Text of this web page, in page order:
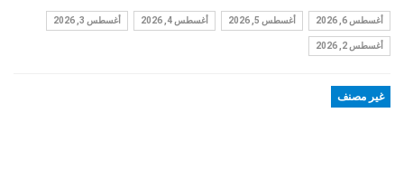
أغسطس 6, 2026 أغسطس 5, 2026 أغسطس 4, 2026 أغسطس 3, 2026
أغسطس 2, 2026
غير مصنف